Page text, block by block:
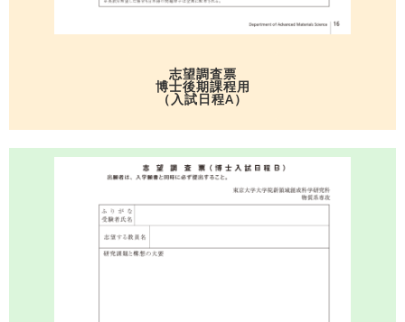
志望調査票
博士後期課程用
（入試日程A）